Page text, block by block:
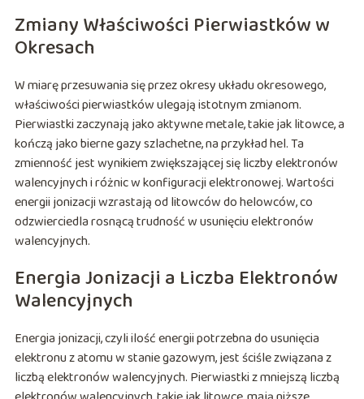
Zmiany Właściwości Pierwiastków w
Okresach
W miarę przesuwania się przez okresy układu okresowego,
właściwości pierwiastków ulegają istotnym zmianom.
Pierwiastki zaczynają jako aktywne metale, takie jak litowce, a
kończą jako bierne gazy szlachetne, na przykład hel. Ta
zmienność jest wynikiem zwiększającej się liczby elektronów
walencyjnych i różnic w konfiguracji elektronowej. Wartości
energii jonizacji wzrastają od litowców do helowców, co
odzwierciedla rosnącą trudność w usunięciu elektronów
walencyjnych.
Energia Jonizacji a Liczba Elektronów
Walencyjnych
Energia jonizacji, czyli ilość energii potrzebna do usunięcia
elektronu z atomu w stanie gazowym, jest ściśle związana z
liczbą elektronów walencyjnych. Pierwiastki z mniejszą liczbą